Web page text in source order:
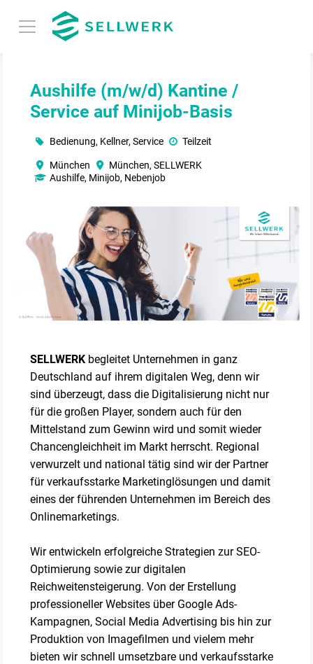
Aushilfe (m/w/d) Kantine /
Service auf Minijob-Basis
München
München, SELLWERK
Aushilfe, Minijob, Nebenjob
Bedienung, Kellner, Service Teilzeit
SELLWERK begleitet Unternehmen in ganz
Deutschland auf ihrem digitalen Weg, denn wir
sind überzeugt, dass die Digitalisierung nicht nur
für die großen Player, sondern auch für den
Mittelstand zum Gewinn wird und somit wieder
Chancengleichheit im Markt herrscht. Regional
verwurzelt und national tätig sind wir der Partner
für verkaufsstarke Marketinglösungen und damit
eines der führenden Unternehmen im Bereich des
Onlinemarketings.
Wir entwickeln erfolgreiche Strategien zur SEO-
Optimierung sowie zur digitalen
Reichweitensteigerung. Von der Erstellung
professioneller Websites über Google Ads-
Kampagnen, Social Media Advertising bis hin zur
Produktion von Imagefilmen und vielem mehr
bieten wir schnell umsetzbare und verkaufsstarke